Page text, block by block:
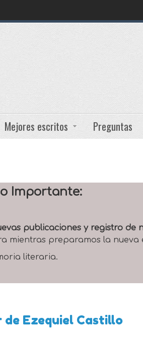
Mejores escritos Preguntas
Importante:
publicaciones y registro de
mientras preparamos la nueva
literaria.
de Ezequiel Castillo